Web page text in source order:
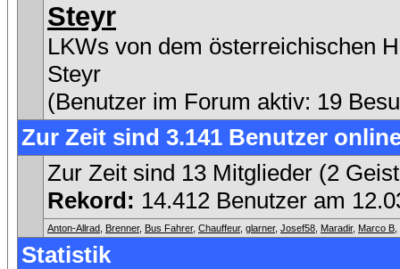
Steyr
LKWs von dem österreichischen
Steyr
(Benutzer im Forum aktiv: 19
Zur Zeit sind 3.141 Benutzer
Zur Zeit sind 13 Mitglieder (2
Rekord: 14.412 Benutzer am
Anton-Allrad Brenner, Bus Fahrer, Chauffeur, glarner, Josef58 Maradir, Marco B
Statistik